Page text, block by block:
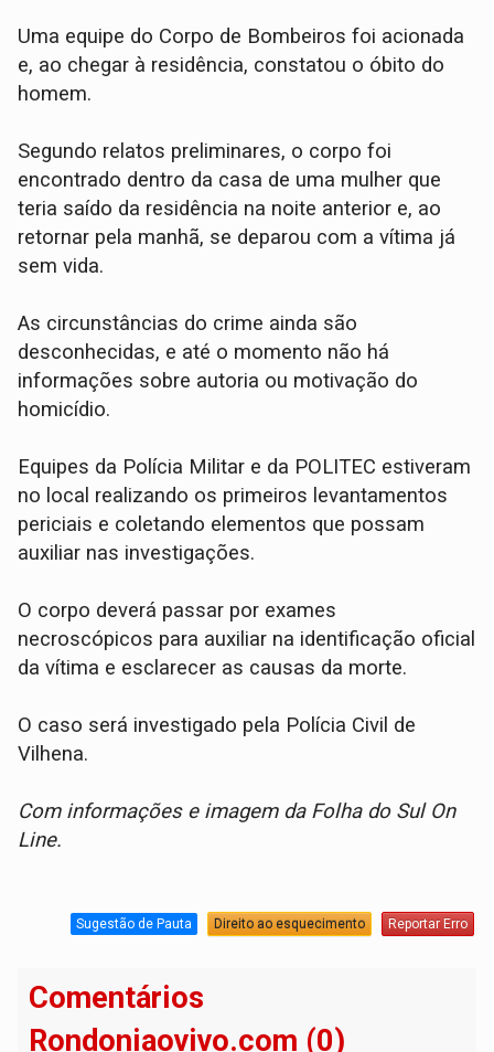
Uma equipe do Corpo de Bombeiros foi acionada
e, ao chegar à residência, constatou o óbito do
homem.
Segundo relatos preliminares, o corpo foi
encontrado dentro da casa de uma mulher que
teria saído da residência na noite anterior e, ao
retornar pela manhã, se deparou com a vítima já
sem vida.
As circunstâncias do crime ainda são
desconhecidas, e até o momento não há
informações sobre autoria ou motivação do
homicídio.
Equipes da Polícia Militar e da POLITEC estiveram
no local realizando os primeiros levantamentos
periciais e coletando elementos que possam
auxiliar nas investigações.
O corpo deverá passar por exames
necroscópicos para auxiliar na identificação oficial
da vítima e esclarecer as causas da morte.
O caso será investigado pela Polícia Civil de
Vilhena.
Com informações e imagem da Folha do Sul On
Line.
Sugestão de Pauta Direito ao esquecimento Reportar Erro
Comentários
Rondoniaovivo.com (0)